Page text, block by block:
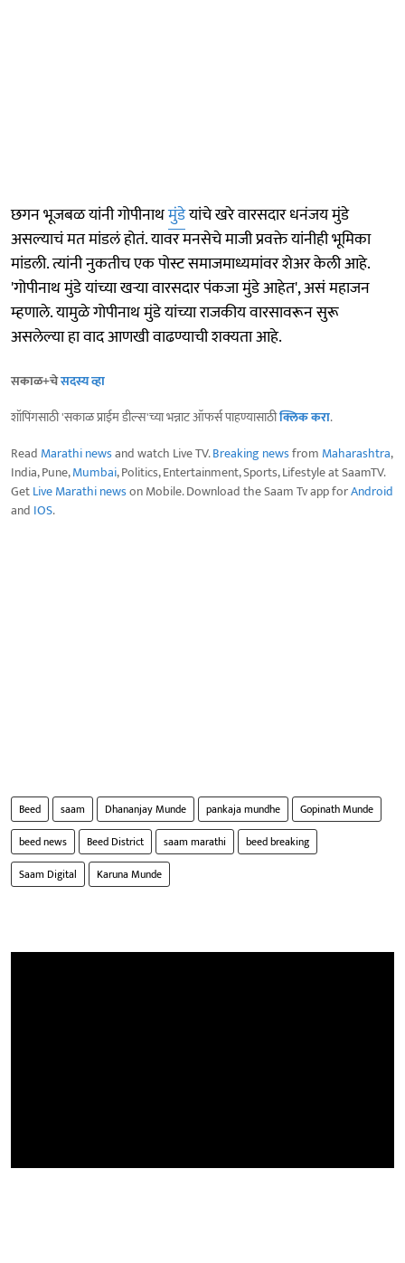
छगन भूजबळ यांनी गोपीनाथमुंडेयांचे खरे वारसदार धनंजय मुंडे
असल्याचं मत मांडलं होतं. यावर मनसेचे माजी प्रवक्ते यांनीही भूमिका
मांडली. त्यांनी नुकतीच एक पोस्ट समाजमाध्यमांवर शेअर केली आहे.
'गोपीनाथ मुंडे यांच्या खऱ्या वारसदार पंकजा मुंडे आहेत', असं महाजन
म्हणाले. यामुळे गोपीनाथ मुंडे यांच्या राजकीय वारसावरून सुरू
असलेल्या हा वाद आणखी वाढण्याची शक्यता आहे.
सकाळ+चेसदस्य व्हा
शॉपिंगसाठी 'सकाळ प्राईम डील्स'च्या भन्नाट ऑफर्स पाहण्यासाठीक्लिक करा.
Read Marathi newsand watch Live TV.Breaking newsfrom Maharashtra,
India, Pune,Mumbai, Politics, Entertainment, Sports, Lifestyle at SaamTV.
GetLive Marathi newson Mobile. Download the Saam Tv app forAndroid
and IOS.
Beed saam Dhananjay Munde pankaja mundhe
Gopinath Munde
beed news
Beed District saam marathi
beed breaking
Saam Digital
Karuna Munde